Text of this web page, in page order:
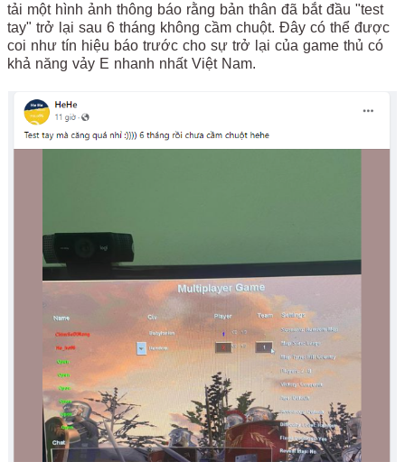
tải một hình ảnh thông báo rằng bản thân đã bắt đầu "test
tay" trở lại sau 6 tháng không cầm chuột. Đây có thể được
coi như tín hiệu báo trước cho sự trở lại của game thủ có
khả năng vảy E nhanh nhất Việt Nam.